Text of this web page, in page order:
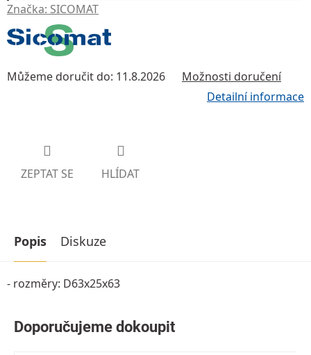
Značka: SICOMAT
Můžeme doručit do: 11.8.2026 Možnosti doručení
Detailní informace
ZEPTAT SE HLÍDAT
Popis Diskuze
- rozměry: D63x25x63